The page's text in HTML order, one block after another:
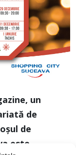
un
de
de
este